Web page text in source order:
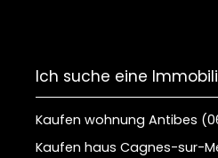
Ich suche eine
Kaufen wohnung Antibes
Kaufen haus Cagnes-sur-